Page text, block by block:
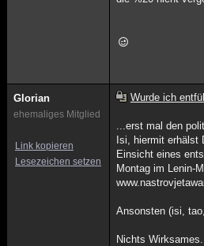
Glorian
ehemaliges Mitglied
Link kopieren
Lesezeichen setzen
Wurde ich
...erst mal den
Isi, hiermit erhälst
Einsicht eines
Montag im Lenin-
Ansonsten (isi,
Nichts Wirksames.